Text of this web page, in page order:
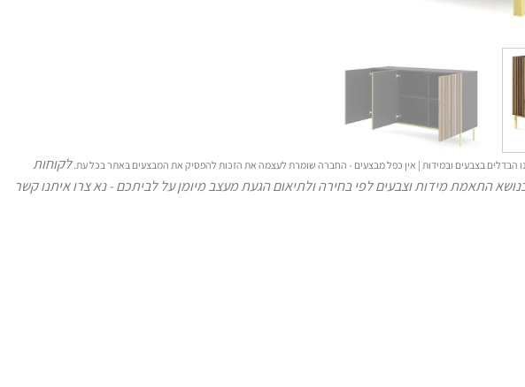
הבדלים בצבעים ובמידות | אין כפל מבצעים - החברה שומרת לעצמה את הזכות להפסיק את המבצעים באתר בכל עת.לקוחות
התאמת מידות וצבעים לפי בחירה ולתיאום הגעת מעצב מיומן על לביתכם - נא צרו איתנו קשר